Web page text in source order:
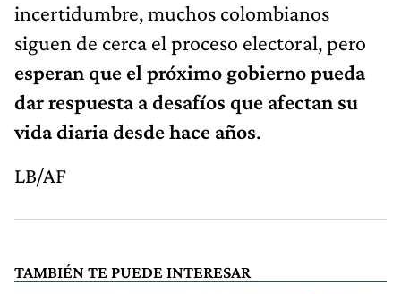
incertidumbre, muchos colombianos
siguen de cerca el proceso electoral, pero
esperan que el próximo gobierno pueda
dar respuesta a desafíos que afectan su
vida diaria desde hace años.
LB/AF
TAMBIÉN TE PUEDE INTERESAR